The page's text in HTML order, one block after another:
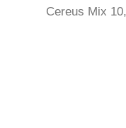
Cereus Mix